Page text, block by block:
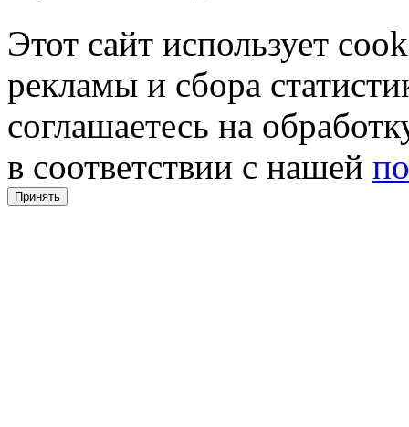
Этот сайт использует
рекламы и сбора
соглашаетесь на
в соответствии с нашей
Принять